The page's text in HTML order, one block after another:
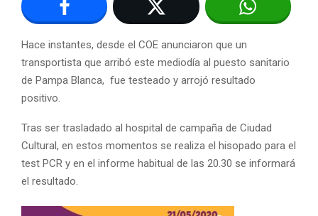
Hace instantes, desde el COE anunciaron que un
transportista que arribó este mediodía al puesto sanitario
de Pampa Blanca, fue testeado y arrojó resultado
positivo.
Tras ser trasladado al hospital de campaña de Ciudad
Cultural, en estos momentos se realiza el hisopado para el
test PCR y en el informe habitual de las 20.30 se informará
el resultado.